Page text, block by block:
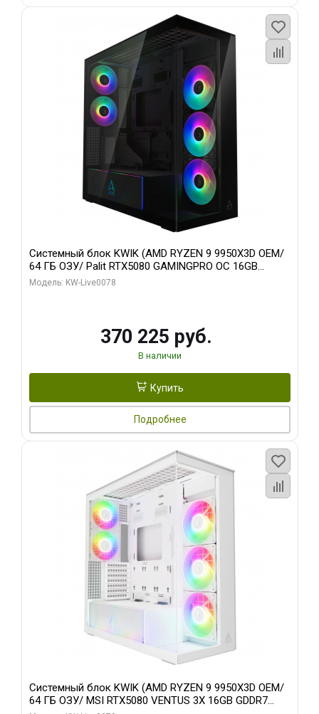
Системный блок KWIK (AMD RYZEN 9 9950X3D OEM/
64 ГБ ОЗУ/ Palit RTX5080 GAMINGPRO OC 16GB
GDDR7 256bit 3xDP HD/ 1 ТБ SSD)
Модель: KW-Live0078
370 225 руб.
В наличии
Купить
Подробнее
Системный блок KWIK (AMD RYZEN 9 9950X3D OEM/
64 ГБ ОЗУ/ MSI RTX5080 VENTUS 3X 16GB GDDR7